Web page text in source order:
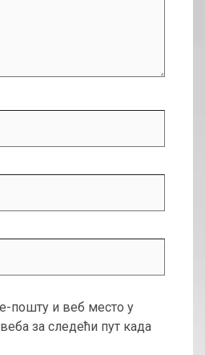
пошту и веб место у
за следећи пут када